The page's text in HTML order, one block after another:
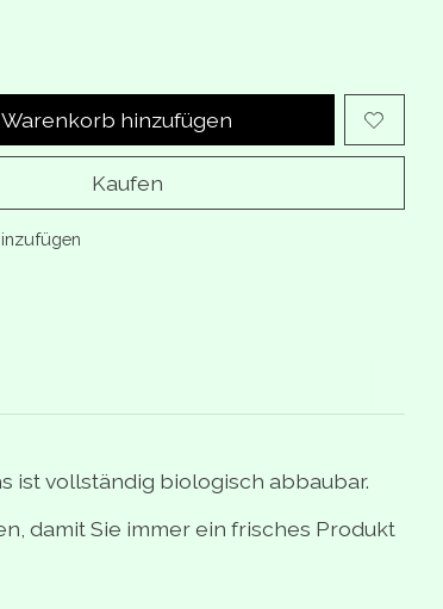
hinzufügen
Kaufen
ist vollständig biologisch abbaubar.
damit Sie immer ein frisches Produkt